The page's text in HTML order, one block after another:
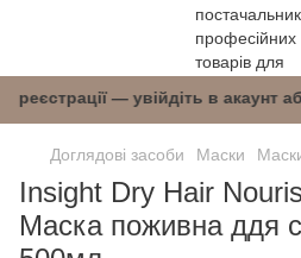
реєстрації —
Доглядові засоби Маски
Insight Dry Hair
Маска поживна ддя